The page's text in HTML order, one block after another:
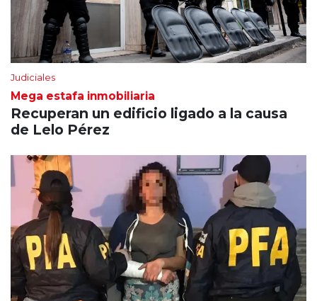
Judiciales
Mega estafa inmobiliaria
Recuperan un edificio ligado a la causa
de Lelo Pérez